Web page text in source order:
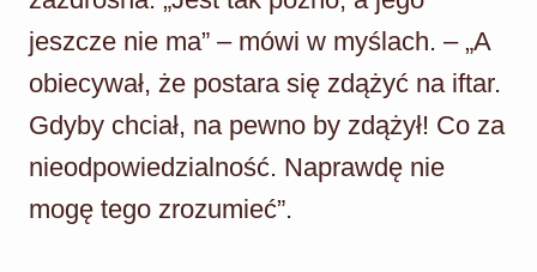
jeszcze nie ma” – mówi w myślach. – „A
obiecywał, że postara się zdążyć na iftar.
Gdyby chciał, na pewno by zdążył! Co za
nieodpowiedzialność. Naprawdę nie
mogę tego zrozumieć”.